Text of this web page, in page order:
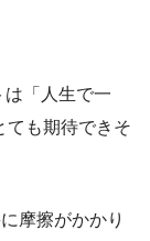
「人生で一
ても期待できそ
摩擦がかかり